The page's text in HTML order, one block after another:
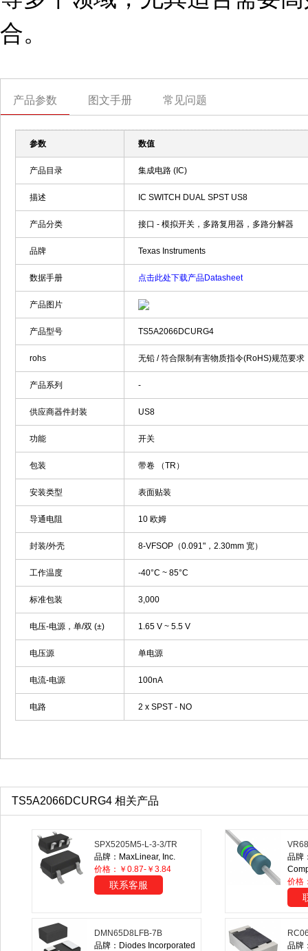
合。
产品参数 图文手册 常见问题
参数 数值
产品目录 集成电路 (IC)
描述 IC SWITCH DUAL SPST US8
产品分类 接口 - 模拟开关，多路复用器，多路分解器
品牌 Texas Instruments
数据手册 点击此处下载产品Datasheet
产品图片
产品型号 TS5A2066DCURG4
rohs 无铅 / 符合限制有害物质指令(RoHS)规范要求
产品系列 -
供应商器件封装 US8
功能 开关
包装 带卷 （TR）
安装类型 表面贴装
导通电阻 10 欧姆
封装/外壳 8-VFSOP（0.091"，2.30mm 宽）
工作温度 -40°C ~ 85°C
标准包装 3,000
电压-电源，单/双 (±) 1.65 V ~ 5.5 V
电压源 单电源
电流-电源 100nA
电路 2 x SPST - NO
TS5A2066DCURG4 相关产品
SPX5205M5-L-3-3/TR
品牌：MaxLinear, Inc.
价格：￥0.87-￥3.84
联系客服
品牌
价格
DMN65D8LFB-7B
品牌：Diodes Incorporated
品牌